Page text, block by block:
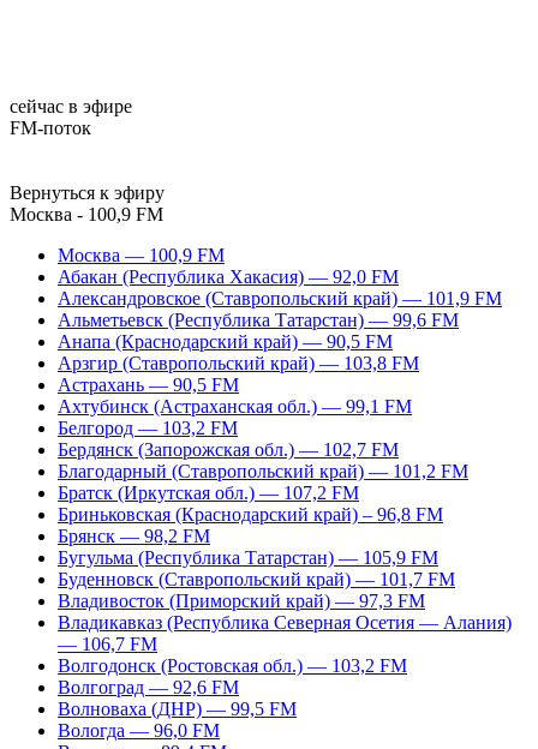
сейчас в эфире
FM-поток
Вернуться к эфиру
Москва - 100,9 FM
Москва — 100,9 FM
Абакан (Республика Хакасия) — 92,0 FM
Александровское (Ставропольский край) — 101,9 FM
Альметьевск (Республика Татарстан) — 99,6 FM
Анапа (Краснодарский край) — 90,5 FM
Арзгир (Ставропольский край) — 103,8 FM
Астрахань — 90,5 FM
Ахтубинск (Астраханская обл.) — 99,1 FM
Белгород — 103,2 FM
Бердянск (Запорожская обл.) — 102,7 FM
Благодарный (Ставропольский край) — 101,2 FM
Братск (Иркутская обл.) — 107,2 FM
Бриньковская (Краснодарский край) – 96,8 FM
Брянск — 98,2 FM
Бугульма (Республика Татарстан) — 105,9 FM
Буденновск (Ставропольский край) — 101,7 FM
Владивосток (Приморский край) — 97,3 FM
Владикавказ (Республика Северная Осетия — Алания)
— 106,7 FM
Волгодонск (Ростовская обл.) — 103,2 FM
Волгоград — 92,6 FM
Волноваха (ДНР) — 99,5 FM
Вологда — 96,0 FM